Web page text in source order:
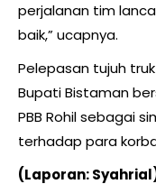
perjalanan tim
baik,” ucapnya.
Pelepasan tujuh
Bupati Bistaman
PBB Rohil sebagai
terhadap para
(Laporan: